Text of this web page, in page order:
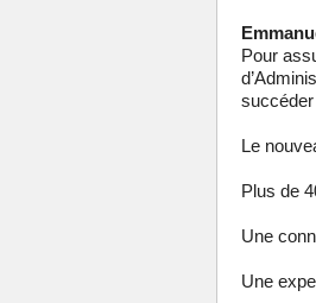
Pour
succéder
Le
Plus de
Une
Une